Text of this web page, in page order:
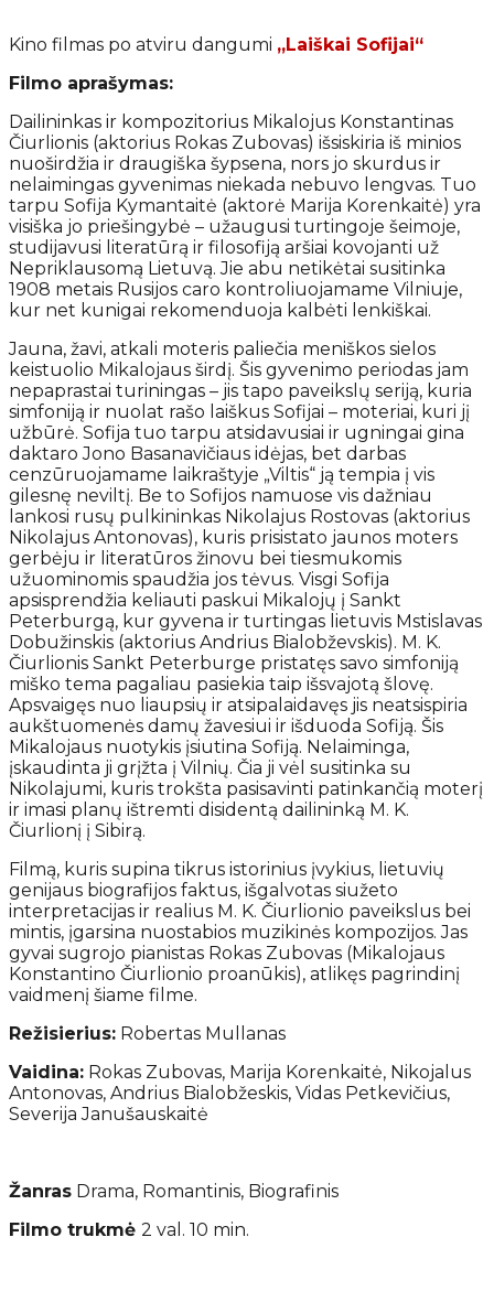
Kino filmas po atviru dangumi „Laiškai Sofijai“
Filmo aprašymas:
Dailininkas ir kompozitorius Mikalojus Konstantinas
Čiurlionis (aktorius Rokas Zubovas) išsiskiria iš minios
nuoširdžia ir draugiška šypsena, nors jo skurdus ir
nelaimingas gyvenimas niekada nebuvo lengvas. Tuo
tarpu Sofija Kymantaitė (aktorė Marija Korenkaitė) yra
visiška jo priešingybė – užaugusi turtingoje šeimoje,
studijavusi literatūrą ir filosofiją aršiai kovojanti už
Nepriklausomą Lietuvą. Jie abu netikėtai susitinka
1908 metais Rusijos caro kontroliuojamame Vilniuje,
kur net kunigai rekomenduoja kalbėti lenkiškai.
Jauna, žavi, atkali moteris paliečia meniškos sielos
keistuolio Mikalojaus širdį. Šis gyvenimo periodas jam
nepaprastai turiningas – jis tapo paveikslų seriją, kuria
simfoniją ir nuolat rašo laiškus Sofijai – moteriai, kuri jį
užbūrė. Sofija tuo tarpu atsidavusiai ir ugningai gina
daktaro Jono Basanavičiaus idėjas, bet darbas
cenzūruojamame laikraštyje „Viltis“ ją tempia į vis
gilesnę neviltį. Be to Sofijos namuose vis dažniau
lankosi rusų pulkininkas Nikolajus Rostovas (aktorius
Nikolajus Antonovas), kuris prisistato jaunos moters
gerbėju ir literatūros žinovu bei tiesmukomis
užuominomis spaudžia jos tėvus. Visgi Sofija
apsisprendžia keliauti paskui Mikalojų į Sankt
Peterburgą, kur gyvena ir turtingas lietuvis Mstislavas
Dobužinskis (aktorius Andrius Bialobževskis). M. K.
Čiurlionis Sankt Peterburge pristatęs savo simfoniją
miško tema pagaliau pasiekia taip išsvajotą šlovę.
Apsvaigęs nuo liaupsių ir atsipalaidavęs jis neatsispiria
aukštuomenės damų žavesiui ir išduoda Sofiją. Šis
Mikalojaus nuotykis įsiutina Sofiją. Nelaiminga,
įskaudinta ji grįžta į Vilnių. Čia ji vėl susitinka su
Nikolajumi, kuris trokšta pasisavinti patinkančią moterį
ir imasi planų ištremti disidentą dailininką M. K.
Čiurlionį į Sibirą.
Filmą, kuris supina tikrus istorinius įvykius, lietuvių
genijaus biografijos faktus, išgalvotas siužeto
interpretacijas ir realius M. K. Čiurlionio paveikslus bei
mintis, įgarsina nuostabios muzikinės kompozijos. Jas
gyvai sugrojo pianistas Rokas Zubovas (Mikalojaus
Konstantino Čiurlionio proanūkis), atlikęs pagrindinį
vaidmenį šiame filme.
Režisierius: Robertas Mullanas
Vaidina: Rokas Zubovas, Marija Korenkaitė, Nikojalus
Antonovas, Andrius Bialobžeskis, Vidas Petkevičius,
Severija Janušauskaitė
Žanras Drama, Romantinis, Biografinis
Filmo trukmė 2 val. 10 min.